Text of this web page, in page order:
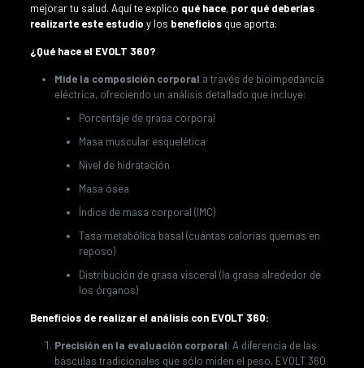
mejorar tu salud. Aquí te explico qué hace, por qué deberías
realizarte este estudio y los beneficiosque aporta:
¿Qué hace el EVOLT 360?
Mide la composición corporal a través de bioimpedancia
eléctrica, ofreciendo un análisis detallado que incluye:
Porcentaje de grasa corporal
Masa muscular esquelética
Nivel de hidratación
Masa ósea
Índice de masa corporal (IMC)
Tasa metabólica basal (cuántas calorías quemas en
reposo)
Distribución de grasa visceral (la grasa alrededor de
los órganos)
Beneficios de realizar el análisis con EVOLT 360:
Precisión en la evaluación corporal: A diferencia de las
básculas tradicionales que sólo miden el peso, EVOLT 360